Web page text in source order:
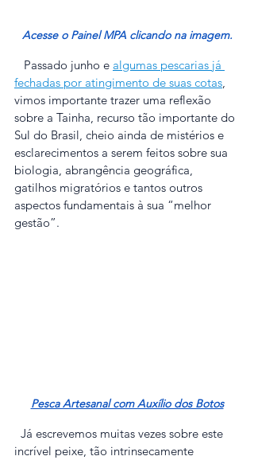
Acesse o Painel MPA clicando na imagem.
   Passado junho e
algumas pescarias já
fechadas por atingimento de suas cotas,
vimos importante trazer uma reflexão
sobre a Tainha, recurso tão importante do
Sul do Brasil, cheio ainda de mistérios e
esclarecimentos a serem feitos sobre sua
biologia, abrangência geográfica,
gatilhos migratórios e tantos outros
aspectos fundamentais à sua “melhor
gestão”.
Pesca Artesanal com Auxílio dos Botos
incrível peixe, tão intrinsecamente